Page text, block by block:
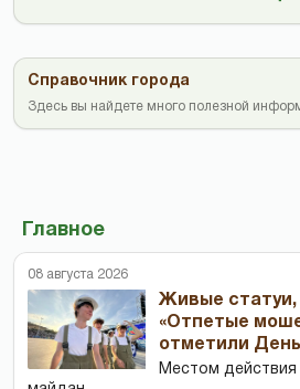
Справочник города
Здесь вы найдете много полезной
Главное
08 августа 2026
Живые
«Отпетые
отметили
Местом